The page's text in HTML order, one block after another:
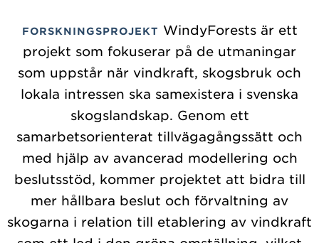
FORSKNINGSPROJEKT WindyForests är ett
projekt som fokuserar på de utmaningar
som uppstår när vindkraft, skogsbruk och
lokala intressen ska samexistera i svenska
skogslandskap. Genom ett
samarbetsorienterat tillvägagångssätt och
med hjälp av avancerad modellering och
beslutsstöd, kommer projektet att bidra till
mer hållbara beslut och förvaltning av
skogarna i relation till etablering av vindkraft